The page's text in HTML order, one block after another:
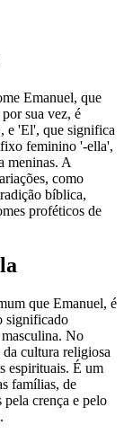
Emanuel, que
sua vez, é
e 'El', que significa
feminino '-ella',
meninas. A
como
bíblica,
proféticos de
que Emanuel, é
significado
No
cultura religiosa
espirituais. É um
famílias, de
pela crença e pelo